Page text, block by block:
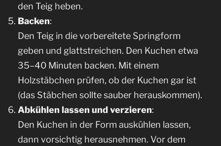
den Teig heben.
Backen:
Den Teig in die vorbereitete Springform
geben und glattstreichen. Den Kuchen etwa
35–40 Minuten backen. Mit einem
Holzstäbchen prüfen, ob der Kuchen gar ist
(das Stäbchen sollte sauber herauskommen).
Abkühlen lassen und verzieren:
Den Kuchen in der Form auskühlen lassen,
dann vorsichtig herausnehmen. Vor dem